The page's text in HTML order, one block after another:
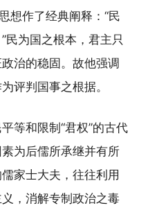
想作了经典阐释：“民
民为国之根本，君主只
治的稳固。故他强调
评判国事之根据。
等和限制“君权”的古代
为后儒所承继并有所
家士大夫，往往利用
，消解专制政治之毒